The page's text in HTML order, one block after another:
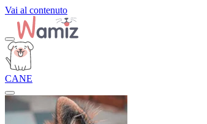
Vai al contenuto
CANE